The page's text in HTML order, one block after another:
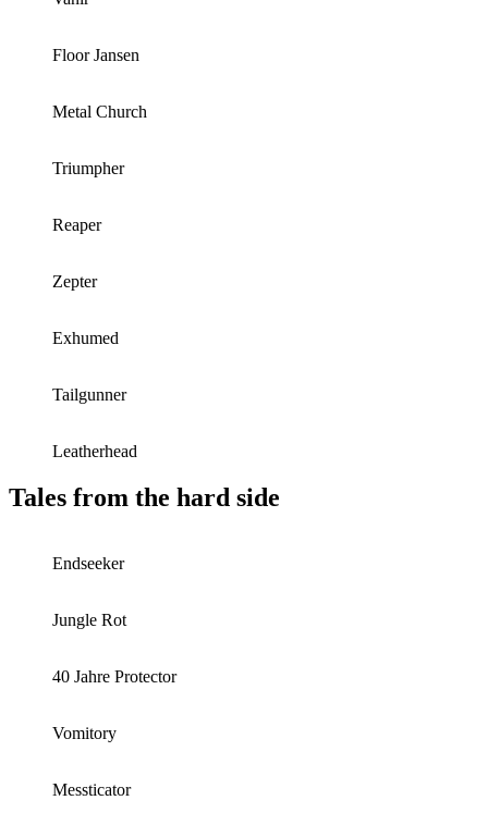
Floor Jansen
Metal Church
Triumpher
Reaper
Zepter
Exhumed
Tailgunner
Leatherhead
Tales from the hard side
Endseeker
Jungle Rot
40 Jahre Protector
Vomitory
Messticator